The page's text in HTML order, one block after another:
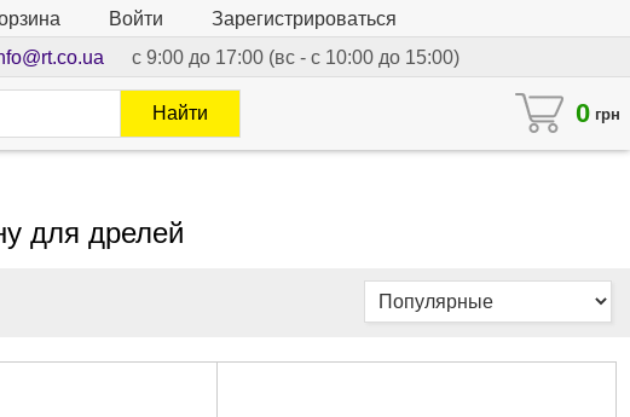
Войти
Зарегистрироваться
с 9:00 до 17:00 (вс - с 10:00 до 15:00)
0 грн
Найти
для дрелей